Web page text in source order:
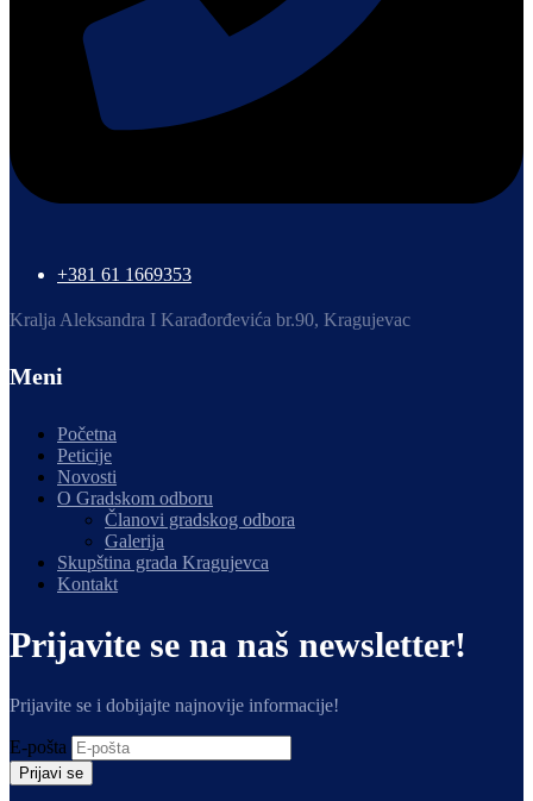
+381 61 1669353
Kralja Aleksandra I Karađorđevića br.90, Kragujevac
Meni
Početna
Peticije
Novosti
O Gradskom odboru
Članovi gradskog odbora
Galerija
Skupština grada Kragujevca
Kontakt
Prijavite se na naš newsletter!
Prijavite se i dobijajte najnovije informacije!
E-pošta
Prijavi se